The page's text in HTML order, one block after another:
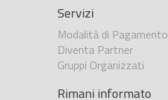
Servizi
Modalità di Pagamento
Diventa Partner
Gruppi Organizzati
Rimani informato